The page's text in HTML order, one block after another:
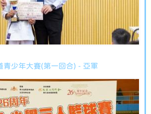
青少年大賽(第一回合) - 亞軍